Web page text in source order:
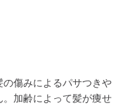
傷みによるパサつきや
加齢によって髪が痩せ